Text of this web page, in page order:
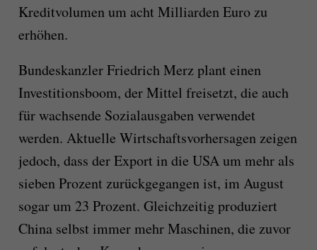
Kreditvolumen um acht Milliarden Euro zu
erhöhen.
Bundeskanzler Friedrich Merz plant einen
Investitionsboom, der Mittel freisetzt, die auch
für wachsende Sozialausgaben verwendet
werden. Aktuelle Wirtschaftsvorhersagen zeigen
jedoch, dass der Export in die USA um mehr als
sieben Prozent zurückgegangen ist, im August
sogar um 23 Prozent. Gleichzeitig produziert
China selbst immer mehr Maschinen, die zuvor